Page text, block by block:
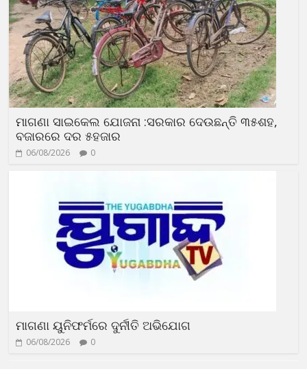
ମାଗଣା ସାଇକେଲ ଯୋଜନା :ସରକାର ଦେଉଛନ୍ତି ୩୫ଶହ,
ବଜାରରେ ଦର ୫ହଜାର
06/08/2026 0
ମାଗଣା ୟୁନିଫର୍ମରେ ଦୁର୍ନୀତି ଅଭିଯୋଗ
06/08/2026 0